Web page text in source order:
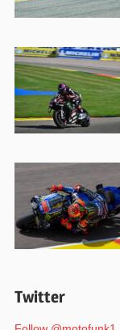
Twitter